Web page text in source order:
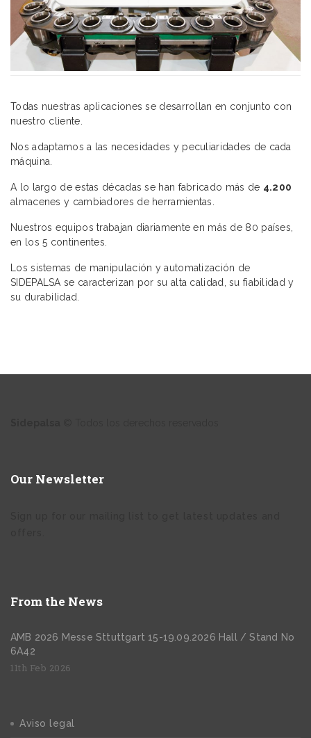
Todas nuestras aplicaciones se desarrollan en conjunto con
nuestro cliente.
Nos adaptamos a las necesidades y peculiaridades de cada
máquina.
A lo largo de estas décadas se han fabricado más de 4.200
almacenes y cambiadores de herramientas.
Nuestros equipos trabajan diariamente en más de 80 países,
en los 5 continentes.
Los sistemas de manipulación y automatización de
SIDEPALSA se caracterizan por su alta calidad, su fiabilidad y
su durabilidad.
Our Newsletter
From the News
AMB 2026 Messe Sttuttgart 15-19.09.2026 Hall / Stand No
6A42
11th Feb 2026
Aviso legal